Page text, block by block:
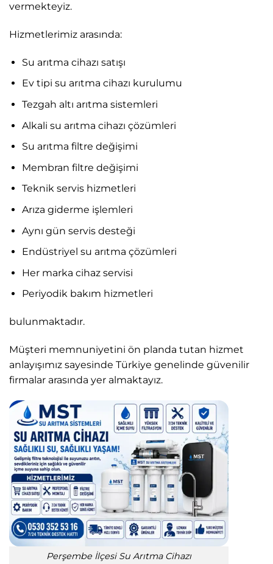
vermekteyiz.
Hizmetlerimiz arasında:
Su arıtma cihazı satışı
Ev tipi su arıtma cihazı kurulumu
Tezgah altı arıtma sistemleri
Alkali su arıtma cihazı çözümleri
Su arıtma filtre değişimi
Membran filtre değişimi
Teknik servis hizmetleri
Arıza giderme işlemleri
Aynı gün servis desteği
Endüstriyel su arıtma çözümleri
Her marka cihaz servisi
Periyodik bakım hizmetleri
bulunmaktadır.
Müşteri memnuniyetini ön planda tutan hizmet
anlayışımız sayesinde Türkiye genelinde güvenilir
firmalar arasında yer almaktayız.
Perşembe İlçesi Su Arıtma Cihazı